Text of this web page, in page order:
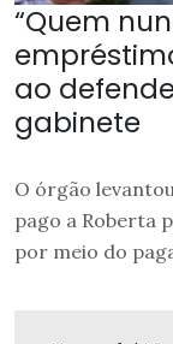
“Quem
ao
gabinete
O órgão
pago a Roberta
por meio do